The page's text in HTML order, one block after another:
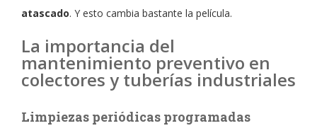
atascado. Y esto cambia bastante la película.
La importancia del
mantenimiento preventivo en
colectores y tuberías industriales
Limpiezas periódicas programadas